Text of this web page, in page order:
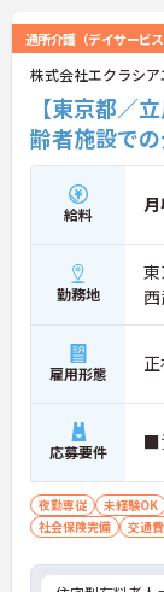
◆施設ごとの課
グ」や、利用者
ァレンス」を実
係なく意見交換
ラットな関係性
じて「良いケア
職員全員が安心
づくりに取り組
通所介護（デイサービス
株式会社エクラシ
【東京都／
齢者施設で
給料
勤務地
雇用形態
応募要件 ■
夜勤専従 未経験OK
社会保険完備
交通